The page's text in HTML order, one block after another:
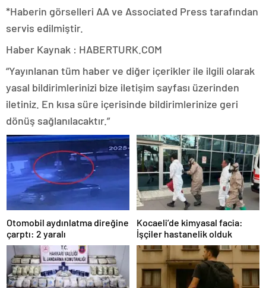
*Haberin görselleri AA ve Associated Press tarafından
servis edilmiştir.
Haber Kaynak : HABERTURK.COM
“Yayınlanan tüm haber ve diğer içerikler ile ilgili olarak
yasal bildirimlerinizi bize iletişim sayfası üzerinden
iletiniz. En kısa süre içerisinde bildirimlerinize geri
dönüş sağlanılacaktır.”
Otomobil aydınlatma direğine
çarptı: 2 yaralı
Kocaeli’de kimyasal facia:
İşçiler hastanelik olduk